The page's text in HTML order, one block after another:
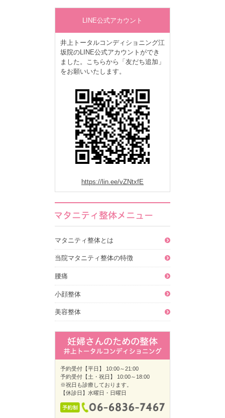
LINE公式アカウント
井上トータルコンディショニング江
坂院のLINE公式アカウントができ
ました。こちらから「友だち追加」
をお願いいたします。
https://lin.ee/vZNtxfE
マタニティ整体とは
当院マタニティ整体の特徴
腰痛
小顔整体
美容整体
予約受付【平日】 10:00～21:00
予約受付【土・祝日】 10:00～18:00
※祝日も診療しております。
【休診日】水曜日・日曜日